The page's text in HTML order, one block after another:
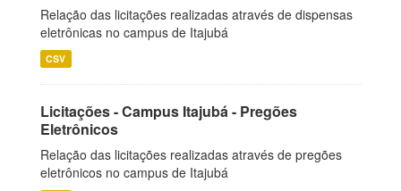
Relação das licitações realizadas através de dispensas
eletrônicas no campus de Itajubá
CSV
Licitações - Campus Itajubá - Pregões
Eletrônicos
Relação das licitações realizadas através de pregões
eletrônicos no campus de Itajubá